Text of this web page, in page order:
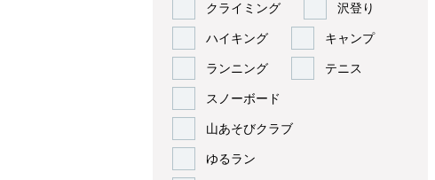
クライミング 沢登り
ハイキング キャンプ
ランニング テニス
スノーボード
山あそびクラブ
ゆるラン